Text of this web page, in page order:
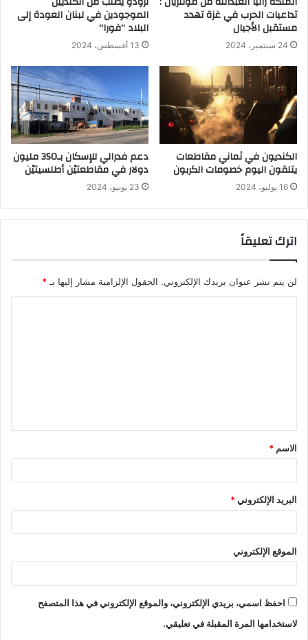
تداعيات الحرب في غزة تهدد
مستقبل الأجيال
24 سبتمبر، 2024
الموجودين في لبنان العودة إلى
البلاد ’’فورا‘‘
13 أغسطس، 2024
الكنديون في ثماني مقاطعات
يتلقون اليوم خصومات الكربون
16 يوليو، 2024
دعم فدرالي للإسكان بـ350 مليون
دولار في مقاطعتيْن أطلسيتيْن
23 يونيو، 2024
اترك تعليقاً
لن يتم نشر عنوان بريدك الإلكتروني. الحقول الإلزامية مشار إليها بـ *
الاسم *
البريد الإلكتروني*
الموقع الإلكتروني
احفظ اسمي، بريدي الإلكتروني، والموقع الإلكتروني في هذا المتصفح
لاستخدامها المرة المقبلة في تعليقي.